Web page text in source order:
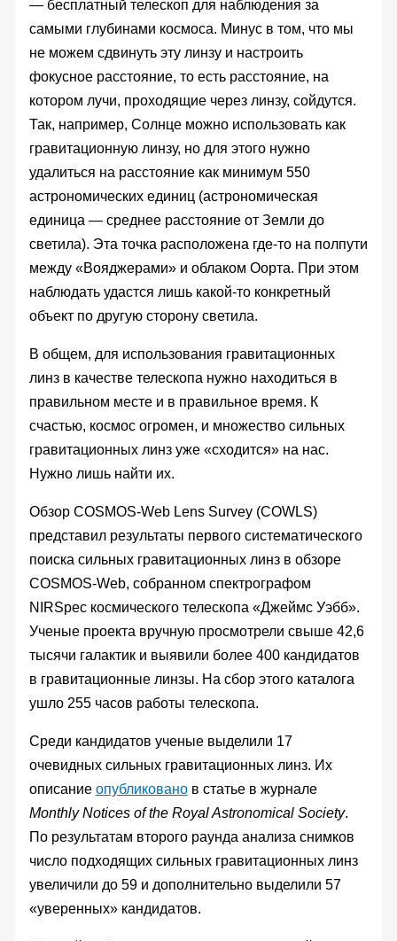
— бесплатный телескоп для наблюдения за
самыми глубинами космоса. Минус в том, что мы
не можем сдвинуть эту линзу и настроить
фокусное расстояние, то есть расстояние, на
котором лучи, проходящие через линзу, сойдутся.
Так, например, Солнце можно использовать как
гравитационную линзу, но для этого нужно
удалиться на расстояние как минимум 550
астрономических единиц (астрономическая
единица — среднее расстояние от Земли до
светила). Эта точка расположена где-то на полпути
между «Вояджерами» и облаком Оорта. При этом
наблюдать удастся лишь какой-то конкретный
объект по другую сторону светила.
В общем, для использования гравитационных
линз в качестве телескопа нужно находиться в
правильном месте и в правильное время. К
счастью, космос огромен, и множество сильных
гравитационных линз уже «сходится» на нас.
Нужно лишь найти их.
Обзор COSMOS-Web Lens Survey (COWLS)
представил результаты первого систематического
поиска сильных гравитационных линз в обзоре
COSMOS-Web, собранном спектрографом
NIRSpec космического телескопа «Джеймс Уэбб».
Ученые проекта вручную просмотрели свыше 42,6
тысячи галактик и выявили более 400 кандидатов
в гравитационные линзы. На сбор этого каталога
ушло 255 часов работы телескопа.
Среди кандидатов ученые выделили 17
очевидных сильных гравитационных линз. Их
описание опубликованов статье в журнале
Monthly Notices of the Royal Astronomical Society.
По результатам второго раунда анализа снимков
число подходящих сильных гравитационных линз
увеличили до 59 и дополнительно выделили 57
«уверенных» кандидатов.